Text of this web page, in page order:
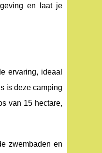
en laat je
ervaring, ideaal
is deze camping
van 15 hectare,
zwembaden en